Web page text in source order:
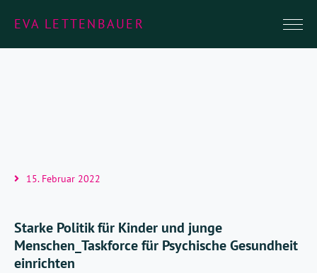
EVA LETTENBAUER
15. Februar 2022
Starke Politik für Kinder und junge
Menschen_Taskforce für Psychische Gesundheit
einrichten